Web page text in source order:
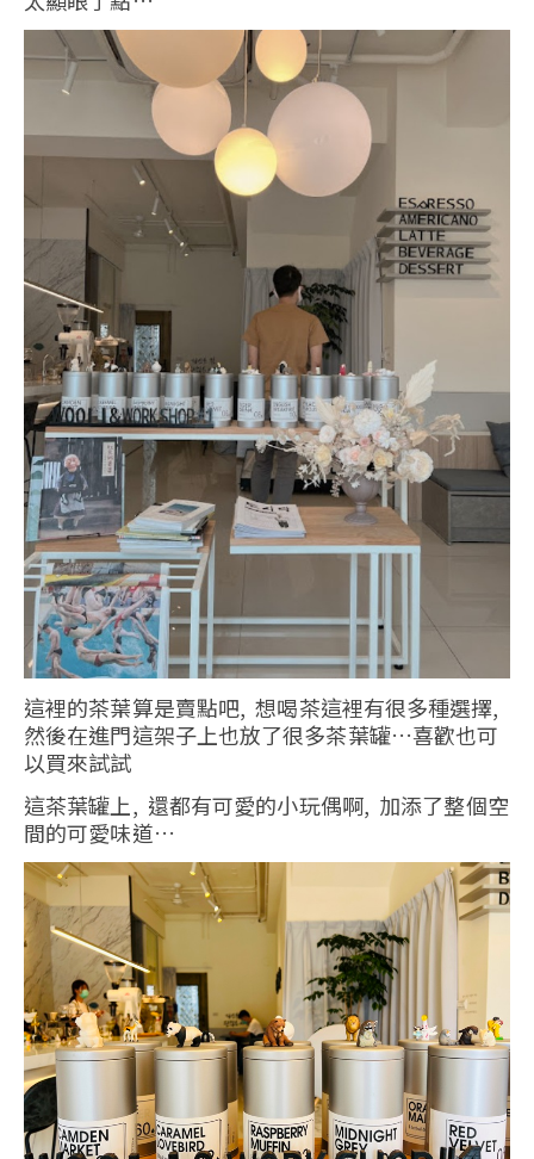
這裡的茶葉算是賣點吧, 想喝茶這裡有很多種選擇,
然後在進門這架子上也放了很多茶葉罐…喜歡也可
以買來試試
這茶葉罐上, 還都有可愛的小玩偶啊, 加添了整個空
間的可愛味道…